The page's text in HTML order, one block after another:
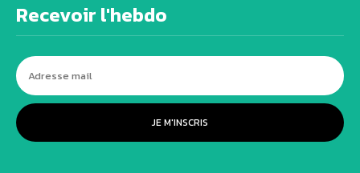
Recevoir l'hebdo
JE M'INSCRIS